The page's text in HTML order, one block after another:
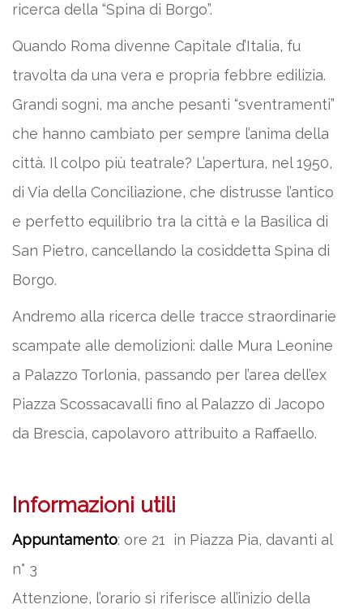
ricerca della “Spina di Borgo”.
Quando Roma divenne Capitale d’Italia, fu
travolta da una vera e propria febbre edilizia.
Grandi sogni, ma anche pesanti “sventramenti”
che hanno cambiato per sempre l’anima della
città. Il colpo più teatrale? L’apertura, nel 1950,
di Via della Conciliazione, che distrusse l’antico
e perfetto equilibrio tra la città e la Basilica di
San Pietro, cancellando la cosiddetta Spina di
Borgo.
Andremo alla ricerca delle tracce straordinarie
scampate alle demolizioni: dalle Mura Leonine
a Palazzo Torlonia, passando per l’area dell’ex
Piazza Scossacavalli fino al Palazzo di Jacopo
da Brescia, capolavoro attribuito a Raffaello.
Informazioni utili
Appuntamento: ore 21 in Piazza Pia, davanti al
n° 3
Attenzione, l’orario si riferisce all’inizio della